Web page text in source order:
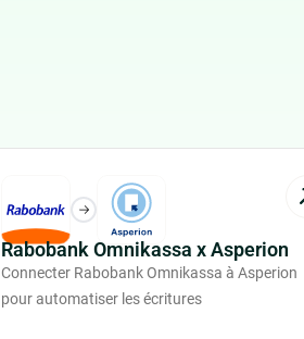
Rabobank Omnikassa x Asperion
Connecter Rabobank Omnikassa à Asperion
pour automatiser les écritures